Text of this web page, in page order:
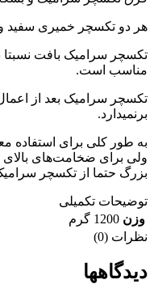
هر دو تکسچر خمیری سفید و
تکسچر سرامیک بافت نسبتا
مناسب است.
تکسچر سرامیک بعد از
برنمیدارد.
به طور کلی برای
بزرگ حتما از تکسچر
توضیحات تکمیلی
وزن 1200 گرم
نظرات (0)
دیدگاهها